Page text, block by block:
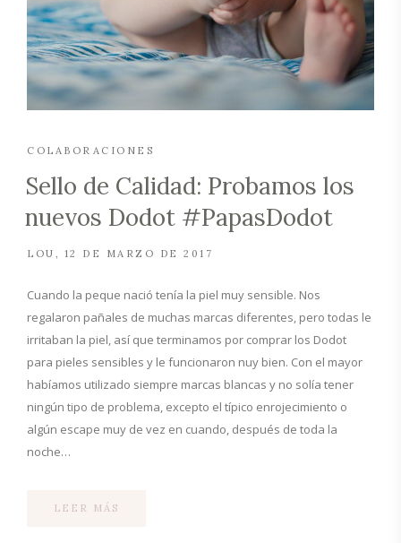
COLABORACIONES
Sello de Calidad: Probamos los
nuevos Dodot #PapasDodot
LOU 12 DE MARZO DE 2017
Cuando la peque nació tenía la piel muy sensible. Nos
regalaron pañales de muchas marcas diferentes, pero todas le
irritaban la piel, así que terminamos por comprar los Dodot
para pieles sensibles y le funcionaron nuy bien. Con el mayor
habíamos utilizado siempre marcas blancas y no solía tener
ningún tipo de problema, excepto el típico enrojecimiento o
algún escape muy de vez en cuando, después de toda la
noche…
LEER MÁS